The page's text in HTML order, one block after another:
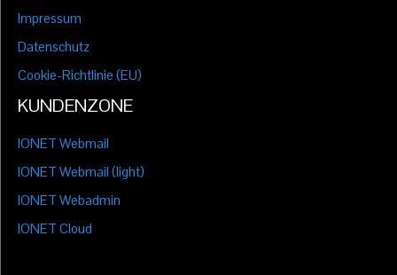
Impressum
Datenschutz
Cookie-Richtlinie (EU)
KUNDENZONE
IONET Webmail
IONET Webmail (light)
IONET Webadmin
IONET Cloud